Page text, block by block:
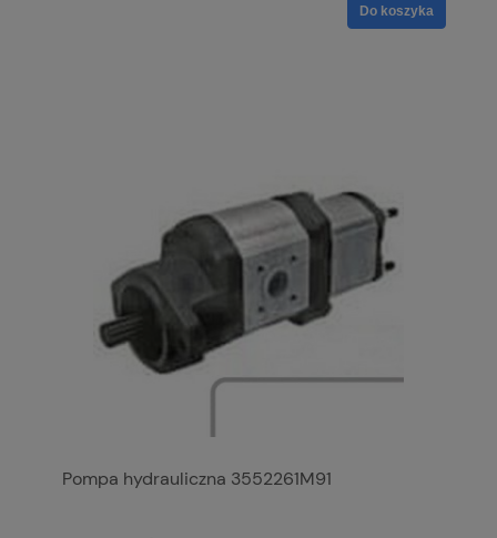
Do koszyka
Pompa hydrauliczna 3552261M91